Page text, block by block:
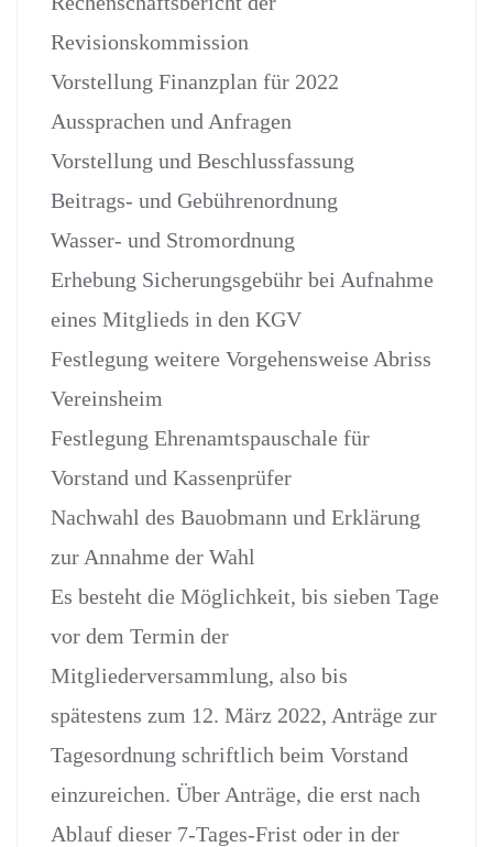
Revisionskommission
Vorstellung Finanzplan für 2022
Aussprachen und Anfragen
Vorstellung und Beschlussfassung
Beitrags- und Gebührenordnung
Wasser- und Stromordnung
Erhebung Sicherungsgebühr bei Aufnahme
eines Mitglieds in den KGV
Festlegung weitere Vorgehensweise Abriss
Vereinsheim
Festlegung Ehrenamtspauschale für
Vorstand und Kassenprüfer
Nachwahl des Bauobmann und Erklärung
zur Annahme der Wahl
Es besteht die Möglichkeit, bis sieben Tage
vor dem Termin der
Mitgliederversammlung, also bis
spätestens zum 12. März 2022, Anträge zur
Tagesordnung schriftlich beim Vorstand
einzureichen. Über Anträge, die erst nach
Ablauf dieser 7-Tages-Frist oder in der